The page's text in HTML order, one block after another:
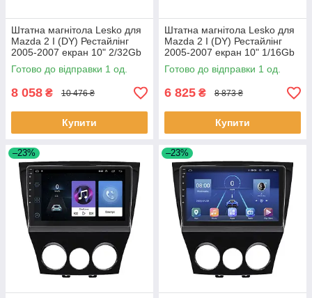
Штатна магнітола Lesko для
Mazda 2 I (DY) Рестайлінг
2005-2007 екран 10" 2/32Gb
Wi-Fi GPS Base 1 шт.
Готово до відправки 1 од.
8 058 ₴ 10 476 ₴
Купити
Штатна магнітола Lesko для
Mazda 2 I (DY) Рестайлінг
2005-2007 екран 10" 1/16Gb
Wi-Fi GPS Base 1 шт.
Готово до відправки 1 од.
6 825 ₴ 8 873 ₴
Купити
–23% –23%